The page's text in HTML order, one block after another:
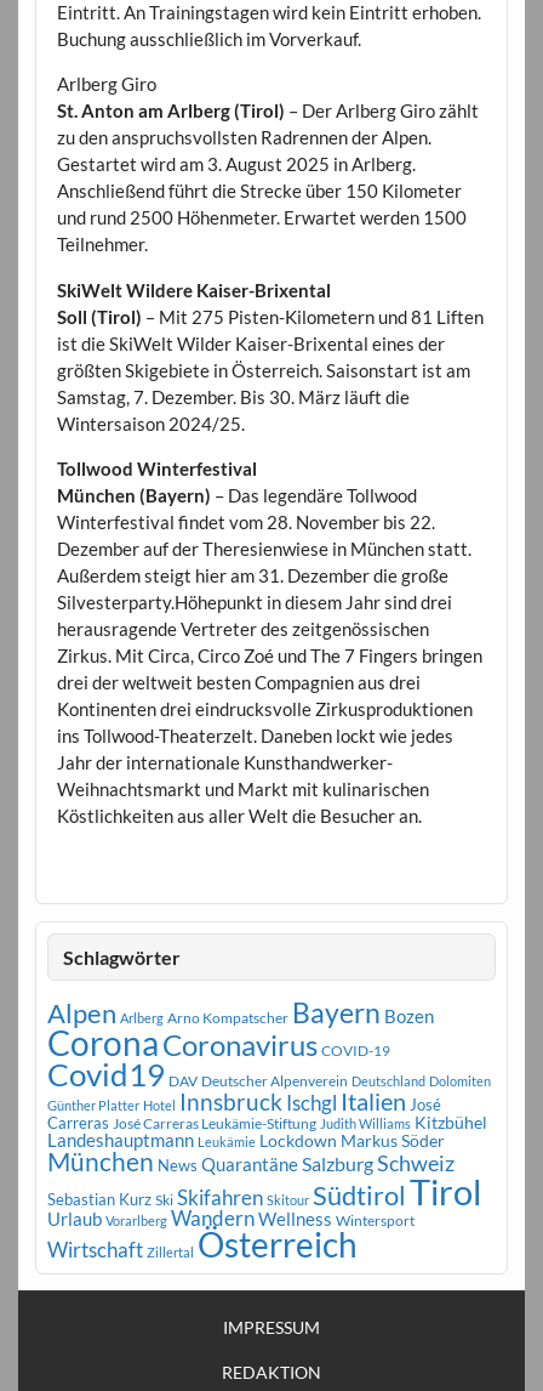
Eintritt. An Trainingstagen wird kein Eintritt erhoben.
Buchung ausschließlich im Vorverkauf.
Arlberg Giro
St. Anton am Arlberg (Tirol) – Der Arlberg Giro zählt
zu den anspruchsvollsten Radrennen der Alpen.
Gestartet wird am 3. August 2025 in Arlberg.
Anschließend führt die Strecke über 150 Kilometer
und rund 2500 Höhenmeter. Erwartet werden 1500
Teilnehmer.
SkiWelt Wildere Kaiser-Brixental
Soll (Tirol) – Mit 275 Pisten-Kilometern und 81 Liften
ist die SkiWelt Wilder Kaiser-Brixental eines der
größten Skigebiete in Österreich. Saisonstart ist am
Samstag, 7. Dezember. Bis 30. März läuft die
Wintersaison 2024/25.
Tollwood Winterfestival
München (Bayern) – Das legendäre Tollwood
Winterfestival findet vom 28. November bis 22.
Dezember auf der Theresienwiese in München statt.
Außerdem steigt hier am 31. Dezember die große
Silvesterparty.Höhepunkt in diesem Jahr sind drei
herausragende Vertreter des zeitgenössischen
Zirkus. Mit Circa, Circo Zoé und The 7 Fingers bringen
drei der weltweit besten Compagnien aus drei
Kontinenten drei eindrucksvolle Zirkusproduktionen
ins Tollwood-Theaterzelt. Daneben lockt wie jedes
Jahr der internationale Kunsthandwerker-
Weihnachtsmarkt und Markt mit kulinarischen
Köstlichkeiten aus aller Welt die Besucher an.
Schlagwörter
Alpen Arlberg Arno Kompatscher Bayern Bozen
CoronaCoronavirus COVID-19
Covid19 DAV Deutscher Alpenverein Deutschland Dolomiten
Günther Platter Hotel Innsbruck Ischgl Italien José
Carreras José Carreras Leukämie-Stiftung Judith Williams Kitzbühel
Landeshauptmann Leukämie Lockdown Markus Söder
München News QuarantäneSalzburgSchweiz
Sebastian Kurz Ski Skifahren Skitour SüdtirolTirol
Urlaub Vorarlberg WandernWellness Wintersport
Wirtschaft Zillertal Österreich
IMPRESSUM
REDAKTION